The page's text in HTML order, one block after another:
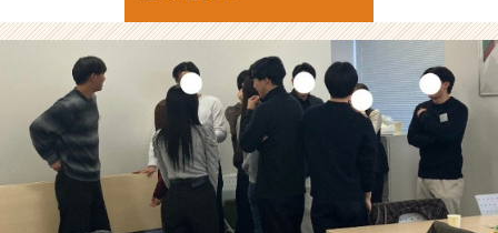
プ
の
タ
ム
ラ
イ